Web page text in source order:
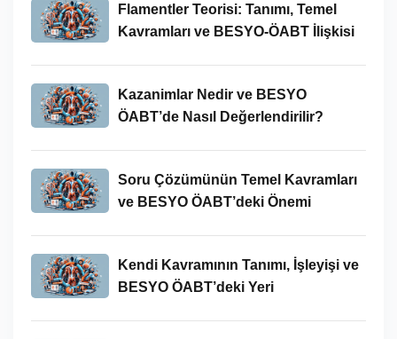
Flamentler Teorisi: Tanımı, Temel
Kavramları ve BESYO-ÖABT İlişkisi
Kazanimlar Nedir ve BESYO
ÖABT’de Nasıl Değerlendirilir?
Soru Çözümünün Temel Kavramları
ve BESYO ÖABT’deki Önemi
Kendi Kavramının Tanımı, İşleyişi ve
BESYO ÖABT’deki Yeri